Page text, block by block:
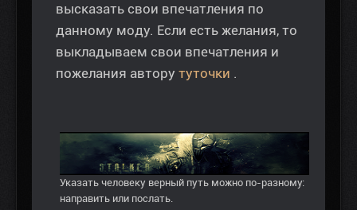
высказать свои впечатления по
данному моду. Если есть желания, то
выкладываем свои впечатления и
пожелания автору туточки .
Указать человеку верный путь можно по-разному:
направить или послать.